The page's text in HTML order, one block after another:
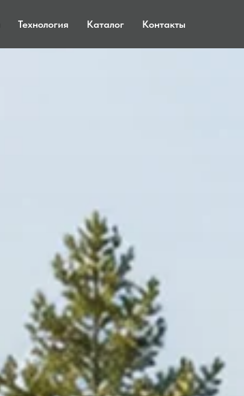
Технология Каталог Контакты